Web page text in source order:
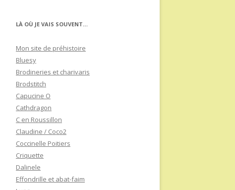
LÀ OÙ JE VAIS SOUVENT…
Mon site de préhistoire
Bluesy
Brodineries et charivaris
Brodstitch
Capucine O
Cathdragon
C en Roussillon
Claudine / Coco2
Coccinelle Poitiers
Criquette
Dalinele
Effondrille et abat-faim